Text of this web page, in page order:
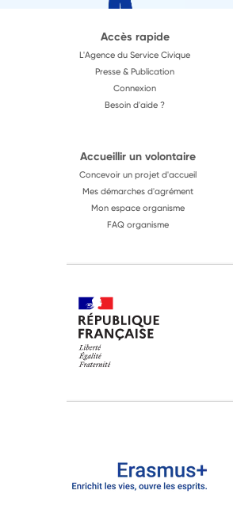
Accès rapide
L'Agence du Service Civique
Presse & Publication
Connexion
Besoin d'aide ?
Accueillir un volontaire
Concevoir un projet d'accueil
Mes démarches d'agrément
Mon espace organisme
FAQ organisme